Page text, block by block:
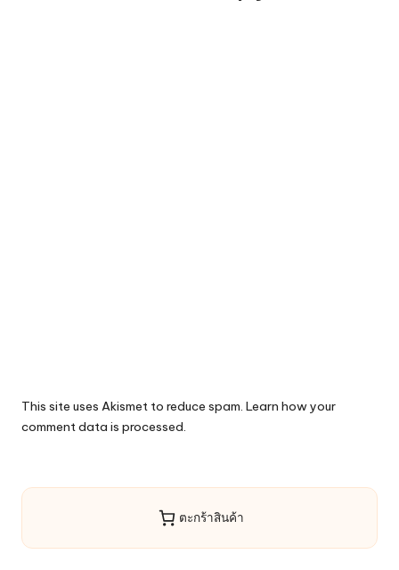
This site uses Akismet to reduce spam. Learn how your
comment data is processed.
ตะกร้าสินค้า